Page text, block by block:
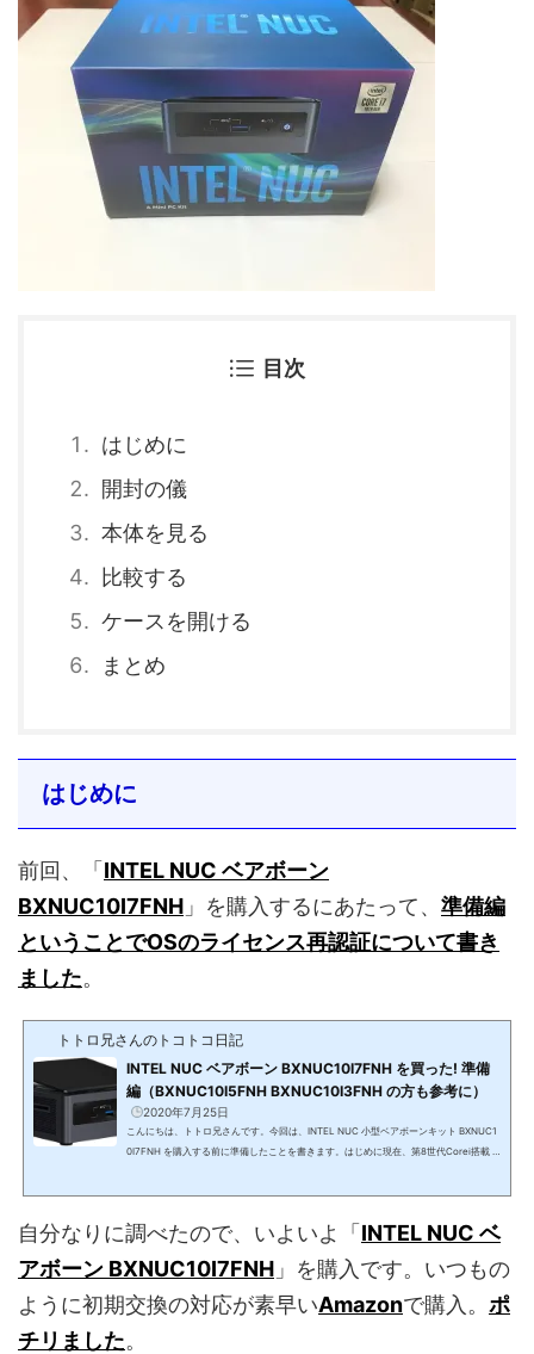
目次
はじめに
開封の儀
本体を見る
比較する
ケースを開ける
まとめ
はじめに
前回、「 INTEL NUC ベアボーン
BXNUC10I7FNH 」を購入するにあたって、 準備編
ということでOSのライセンス再認証について書き
ました。
トトロ兄さんのトコトコ日記
INTEL NUC ベアボーン BXNUC10I7FNH を買った! 準備
編（BXNUC10I5FNH BXNUC10I3FNH の方も参考に）
2020年7月25日
こんにちは、トトロ兄さんです。今回は、INTEL NUC 小型ベアボーンキット BXNUC1
0I7FNH を購入する前に準備したことを書きます。はじめに現在、第8世代Corei搭載 In
el NUC の CPU FAN の音が異常にうるさくなってきました。対策はとりましたが、今
自分なりに調べたので、いよいよ「 INTEL NUC ベ
アボーン BXNUC10I7FNH 」を購入です。いつもの
ように初期交換の対応が素早いAmazonで購入。 ポ
チリました。